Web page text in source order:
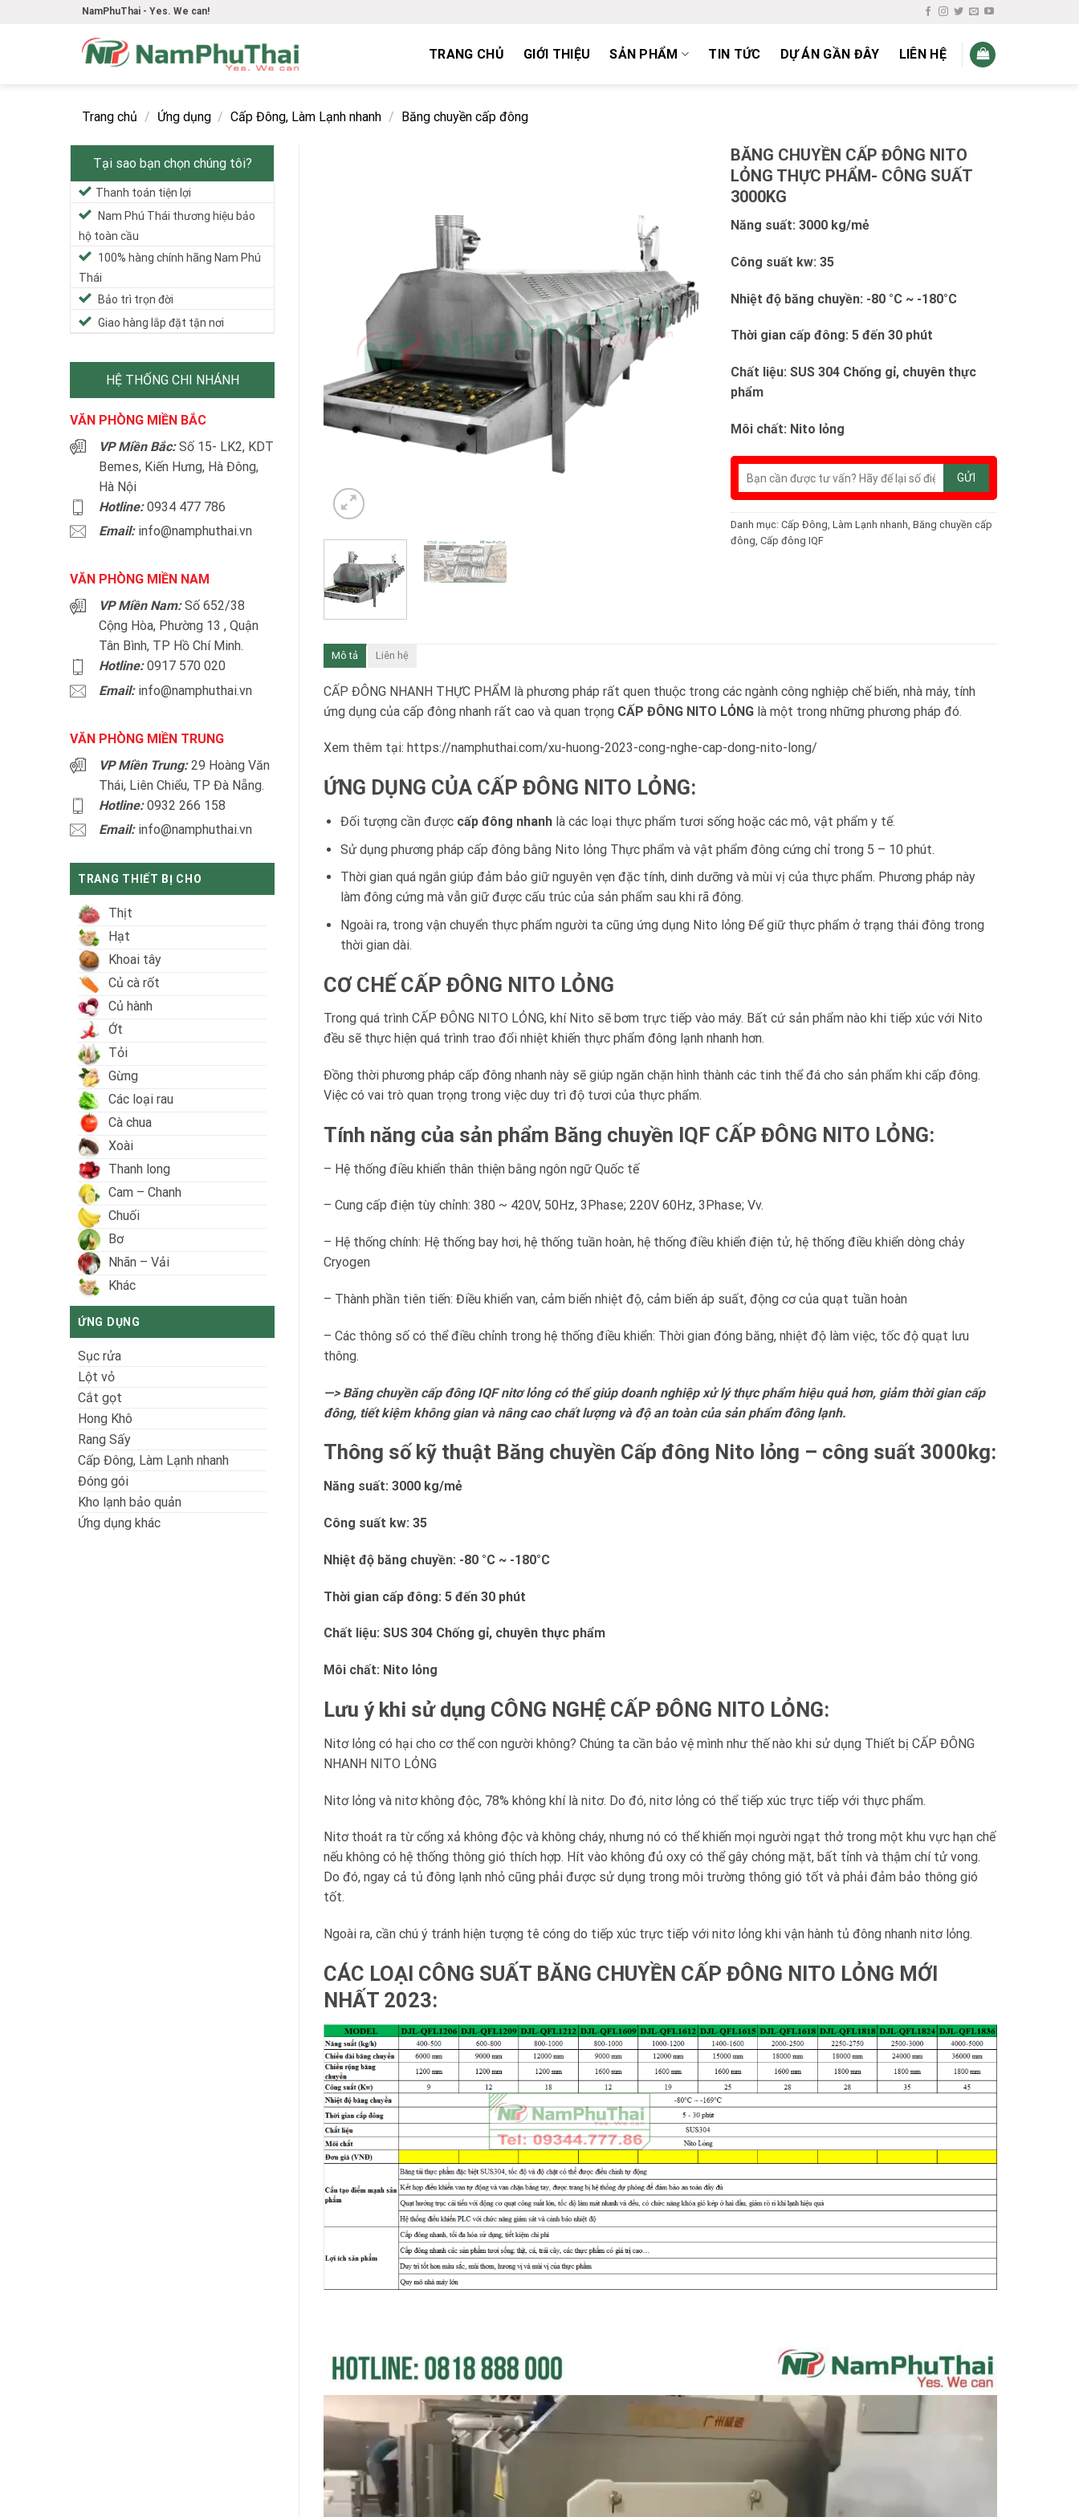
NamPhuThai - Yes. We can!
TRANG CHỦ GIỚI THIỆU SẢN PHẨM TIN TỨC DỰ ÁN GẦN ĐÂY LIÊN HỆ
Trang chủ / Ứng dụng / Cấp Đông, Làm Lạnh nhanh / Băng chuyền cấp đông
Tại sao bạn chọn chúng tôi?
Thanh toán tiện lợi
Nam Phú Thái thương hiệu bảo
hộ toàn cầu
100% hàng chính hãng Nam Phú
Thái
Bảo trì trọn đời
Giao hàng lắp đặt tận nơi
HỆ THỐNG CHI NHÁNH
VĂN PHÒNG MIỀN BẮC
VP Miền Bắc:Số 15- LK2, KDT
Bemes, Kiến Hưng, Hà Đông,
Hà Nội
Hotline:0934 477 786
Email: info@namphuthai.vn
VĂN PHÒNG MIỀN NAM
VP Miền Nam:Số 652/38
Cộng Hòa, Phường 13 , Quận
Tân Bình, TP Hồ Chí Minh.
Hotline:0917 570 020
Email: info@namphuthai.vn
VĂN PHÒNG MIỀN TRUNG
VP Miền Trung:29 Hoàng Văn
Thái, Liên Chiểu, TP Đà Nẵng.
Hotline:0932 266 158
Email: info@namphuthai.vn
TRANG THIẾT BỊ CHO
Thịt
Hạt
Khoai tây
Củ cà rốt
Củ hành
Ớt
Tỏi
Gừng
Các loại rau
Cà chua
Xoài
Thanh long
Cam – Chanh
Chuối
Bơ
Nhãn – Vải
Khác
ỨNG DỤNG
Sục rửa
Lột vỏ
Cắt gọt
Hong Khô
Rang Sấy
Cấp Đông, Làm Lạnh nhanh
Đóng gói
Kho lạnh bảo quản
Ứng dụng khác
BĂNG CHUYỀN CẤP ĐÔNG NITO
LỎNG THỰC PHẨM- CÔNG SUẤT
3000KG
Năng suất: 3000 kg/mẻ
Công suất kw: 35
Nhiệt độ băng chuyền: -80 °C ~ -180°C
Thời gian cấp đông: 5 đến 30 phút
Chất liệu: SUS 304 Chống gỉ, chuyên thực
phẩm
Môi chất: Nito lỏng
Danh mục: Cấp Đông, Làm Lạnh nhanh, Băng chuyền cấp
đông, Cấp đông IQF
Mô tả Liên hệ
CẤP ĐÔNG NHANH THỰC PHẨM là phương pháp rất quen thuộc trong các ngành công nghiệp chế biến, nhà máy, tính
ứng dụng của cấp đông nhanh rất cao và quan trọng CẤP ĐÔNG NITO LỎNG là một trong những phương pháp đó.
Xem thêm tại: https://namphuthai.com/xu-huong-2023-cong-nghe-cap-dong-nito-long/
ỨNG DỤNG CỦA CẤP ĐÔNG NITO LỎNG:
Đối tượng cần được cấp đông nhanhlà các loại thực phẩm tươi sống hoặc các mô, vật phẩm y tế.
Sử dụng phương pháp cấp đông bằng Nito lỏng Thực phẩm và vật phẩm đông cứng chỉ trong 5 – 10 phút.
Thời gian quá ngắn giúp đảm bảo giữ nguyên vẹn đặc tính, dinh dưỡng và mùi vị của thực phẩm. Phương pháp này
làm đông cứng mà vẫn giữ được cấu trúc của sản phẩm sau khi rã đông.
Ngoài ra, trong vận chuyển thực phẩm người ta cũng ứng dụng Nito lỏng Để giữ thực phẩm ở trạng thái đông trong
thời gian dài.
CƠ CHẾ CẤP ĐÔNG NITO LỎNG
Trong quá trình CẤP ĐÔNG NITO LỎNG, khí Nito sẽ bơm trực tiếp vào máy. Bất cứ sản phẩm nào khi tiếp xúc với Nito
đều sẽ thực hiện quá trình trao đổi nhiệt khiến thực phẩm đông lạnh nhanh hơn.
Đồng thời phương pháp cấp đông nhanh này sẽ giúp ngăn chặn hình thành các tinh thể đá cho sản phẩm khi cấp đông.
Việc có vai trò quan trọng trong việc duy trì độ tươi của thực phẩm.
Tính năng của sản phẩm Băng chuyền IQF CẤP ĐÔNG NITO LỎNG:
– Hệ thống điều khiển thân thiện bằng ngôn ngữ Quốc tế
– Cung cấp điện tùy chỉnh: 380 ~ 420V, 50Hz, 3Phase; 220V 60Hz, 3Phase; Vv.
– Hệ thống chính: Hệ thống bay hơi, hệ thống tuần hoàn, hệ thống điều khiển điện tử, hệ thống điều khiển dòng chảy
Cryogen
– Thành phần tiên tiến: Điều khiển van, cảm biến nhiệt độ, cảm biến áp suất, động cơ của quạt tuần hoàn
– Các thông số có thể điều chỉnh trong hệ thống điều khiển: Thời gian đóng băng, nhiệt độ làm việc, tốc độ quạt lưu
thông.
—> Băng chuyền cấp đông IQF nitơ lỏng có thể giúp doanh nghiệp xử lý thực phẩm hiệu quả hơn, giảm thời gian cấp
đông, tiết kiệm không gian và nâng cao chất lượng và độ an toàn của sản phẩm đông lạnh.
Thông số kỹ thuật Băng chuyền Cấp đông Nito lỏng – công suất 3000kg:
Năng suất: 3000 kg/mẻ
Công suất kw: 35
Nhiệt độ băng chuyền: -80 °C ~ -180°C
Thời gian cấp đông: 5 đến 30 phút
Chất liệu: SUS 304 Chống gỉ, chuyên thực phẩm
Môi chất: Nito lỏng
Lưu ý khi sử dụng CÔNG NGHỆ CẤP ĐÔNG NITO LỎNG:
Nitơ lỏng có hại cho cơ thể con người không? Chúng ta cần bảo vệ mình như thế nào khi sử dụng Thiết bị CẤP ĐÔNG
NHANH NITO LỎNG
Nitơ lỏng và nitơ không độc, 78% không khí là nitơ. Do đó, nitơ lỏng có thể tiếp xúc trực tiếp với thực phẩm.
Nitơ thoát ra từ cổng xả không độc và không cháy, nhưng nó có thể khiến mọi người ngạt thở trong một khu vực hạn chế
nếu không có hệ thống thông gió thích hợp. Hít vào không đủ oxy có thể gây chóng mặt, bất tỉnh và thậm chí tử vong.
Do đó, ngay cả tủ đông lạnh nhỏ cũng phải được sử dụng trong môi trường thông gió tốt và phải đảm bảo thông gió
tốt.
Ngoài ra, cần chú ý tránh hiện tượng tê cóng do tiếp xúc trực tiếp với nitơ lỏng khi vận hành tủ đông nhanh nitơ lỏng.
CÁC LOẠI CÔNG SUẤT BĂNG CHUYỀN CẤP ĐÔNG NITO LỎNG MỚI
NHẤT 2023: